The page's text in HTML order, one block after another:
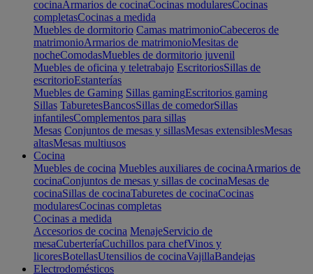
cocinaArmarios de cocinaCocinas modularesCocinas
completasCocinas a medida
Muebles de dormitorio Camas matrimonioCabeceros de
matrimonioArmarios de matrimonioMesitas de
nocheComodasMuebles de dormitorio juvenil
Muebles de oficina y teletrabajo EscritoriosSillas de
escritorioEstanterías
Muebles de Gaming Sillas gamingEscritorios gaming
Sillas TaburetesBancosSillas de comedorSillas
infantilesComplementos para sillas
Mesas Conjuntos de mesas y sillasMesas extensiblesMesas
altasMesas multiusos
Cocina
Muebles de cocina Muebles auxiliares de cocinaArmarios de
cocinaConjuntos de mesas y sillas de cocinaMesas de
cocinaSillas de cocinaTaburetes de cocinaCocinas
modularesCocinas completas
Cocinas a medida
Accesorios de cocina MenajeServicio de
mesaCuberteríaCuchillos para chefVinos y
licoresBotellasUtensilios de cocinaVajillaBandejas
Electrodomésticos